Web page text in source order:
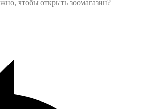
чтобы открыть зоомагазин?